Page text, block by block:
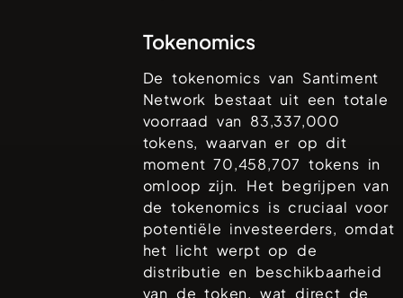
Tokenomics
De tokenomics van Santiment
Network bestaat uit een totale
voorraad van 83,337,000
tokens, waarvan er op dit
moment70,458,707 tokens in
omloop zijn. Het begrijpen van
de tokenomics is cruciaal voor
potentiële investeerders, omdat
het licht werpt op de
distributie en beschikbaarheid
van de token, wat direct de